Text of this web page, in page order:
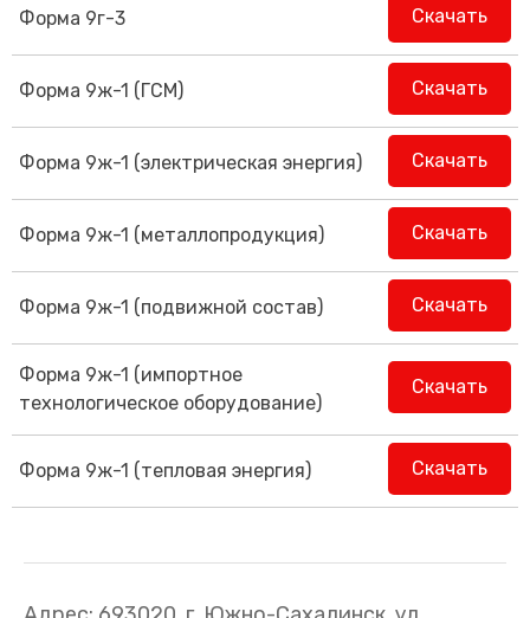
Форма 9г-3 Скачать
Форма 9ж-1 (ГСМ) Скачать
Форма 9ж-1 (электрическая энергия) Скачать
Форма 9ж-1 (металлопродукция) Скачать
Форма 9ж-1 (подвижной состав) Скачать
Форма 9ж-1 (импортное
технологическое оборудование)
Скачать
Форма 9ж-1 (тепловая энергия) Скачать